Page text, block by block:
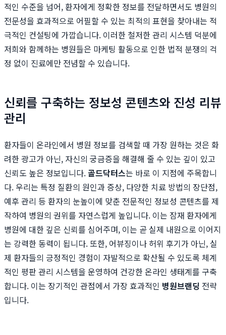
적인 수준을 넘어, 환자에게 정확한 정보를 전달하면서도 병원의
전문성을 효과적으로 어필할 수 있는 최적의 표현을 찾아내는 적
극적인 컨설팅에 가깝습니다. 이러한 철저한 관리 시스템 덕분에
저희와 함께하는 병원들은 마케팅 활동으로 인한 법적 분쟁의 걱
정 없이 진료에만 전념할 수 있습니다.
신뢰를 구축하는 정보성 콘텐츠와 진성 리뷰
관리
환자들이 온라인에서 병원 정보를 검색할 때 가장 원하는 것은 화
려한 광고가 아닌, 자신의 궁금증을 해결해 줄 수 있는 깊이 있고
신뢰도 높은 정보입니다. 골드닥터스는 바로 이 지점에 주목합니
다. 우리는 특정 질환의 원인과 증상, 다양한 치료 방법의 장단점,
예후 관리 등 환자의 눈높이에 맞춘 전문적인 정보성 콘텐츠를 제
작하여 병원의 권위를 자연스럽게 높입니다. 이는 잠재 환자에게
병원에 대한 깊은 신뢰를 심어주며, 이는 곧 실제 내원으로 이어지
는 강력한 동력이 됩니다. 또한, 어뷰징이나 허위 후기가 아닌, 실
제 환자들의 긍정적인 경험이 자발적으로 확산될 수 있도록 체계
적인 평판 관리 시스템을 운영하여 건강한 온라인 생태계를 구축
합니다. 이는 장기적인 관점에서 가장 효과적인 병원브랜딩 전략
입니다.